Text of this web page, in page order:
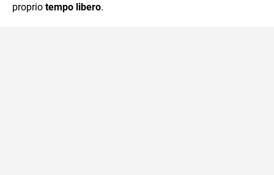
proprio tempo libero.